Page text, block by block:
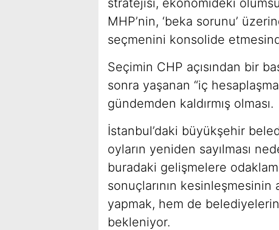
MHP’nin, ‘beka sorunu’
seçmenini konsolide
Seçimin CHP açısından bir
sonra yaşanan “iç
gündemden kaldırmış olması.
İstanbul’daki büyükşehir
oyların yeniden sayılması
buradaki gelişmelere
sonuçlarının kesinleşmesinin
yapmak, hem de
bekleniyor.